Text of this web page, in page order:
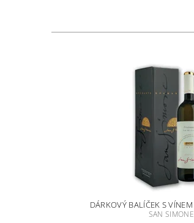
DÁRKOVÝ BALÍČEK S
SAN SIMONE